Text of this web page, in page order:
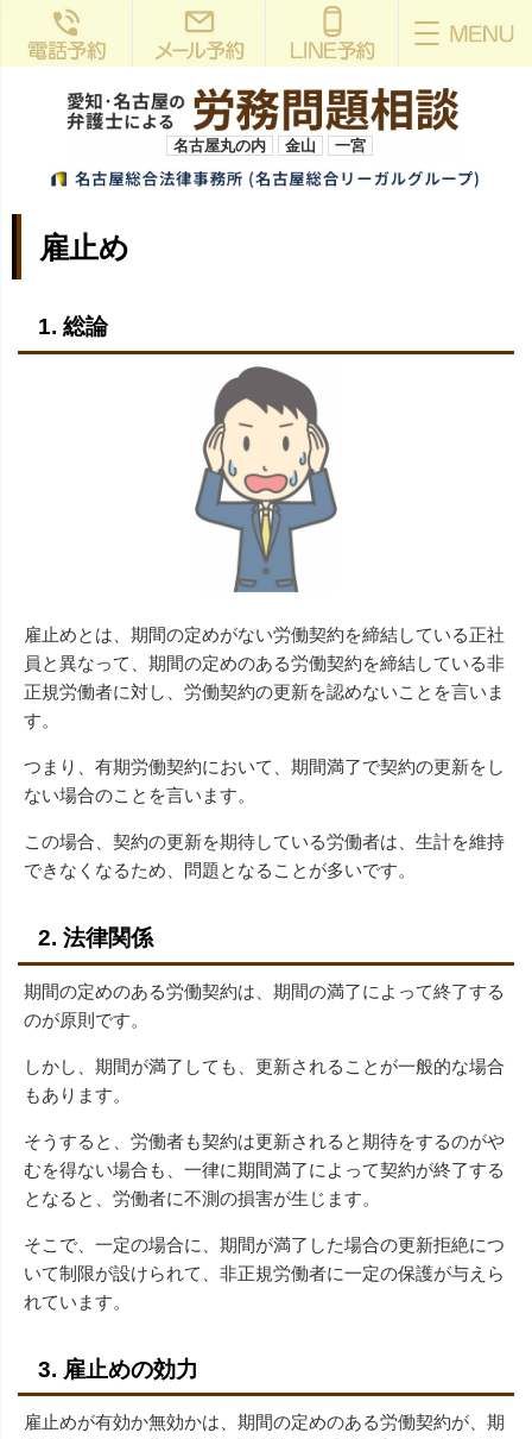
名古屋丸の内 金山 一宮
雇止め
1. 総論
雇止めとは、期間の定めがない労働契約を締結している正社
員と異なって、期間の定めのある労働契約を締結している非
正規労働者に対し、労働契約の更新を認めないことを言いま
す。
つまり、有期労働契約において、期間満了で契約の更新をし
ない場合のことを言います。
この場合、契約の更新を期待している労働者は、生計を維持
できなくなるため、問題となることが多いです。
2. 法律関係
期間の定めのある労働契約は、期間の満了によって終了する
のが原則です。
しかし、期間が満了しても、更新されることが一般的な場合
もあります。
そうすると、労働者も契約は更新されると期待をするのがや
むを得ない場合も、一律に期間満了によって契約が終了する
となると、労働者に不測の損害が生じます。
そこで、一定の場合に、期間が満了した場合の更新拒絶につ
いて制限が設けられて、非正規労働者に一定の保護が与えら
れています。
3. 雇止めの効力
雇止めが有効か無効かは、期間の定めのある労働契約が、期